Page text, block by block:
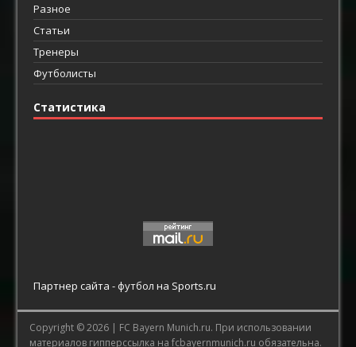
Разное
Статьи
Тренеры
Футболисты
Статистика
Партнер сайта -футбол на Sports.ru
Copyright © 2026 | FC Bayern Munich.ru. При использовании
материалов гипперссылка на fcbayernmunich.ru обязательна.